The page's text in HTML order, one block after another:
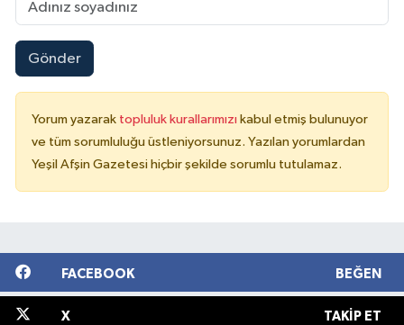
Gönder
Yorum yazarak topluluk kurallarımızı kabul etmiş bulunuyor
ve tüm sorumluluğu üstleniyorsunuz. Yazılan yorumlardan
Yeşil Afşin Gazetesi hiçbir şekilde sorumlu tutulamaz.
FACEBOOK BEĞEN
X TAKIP ET